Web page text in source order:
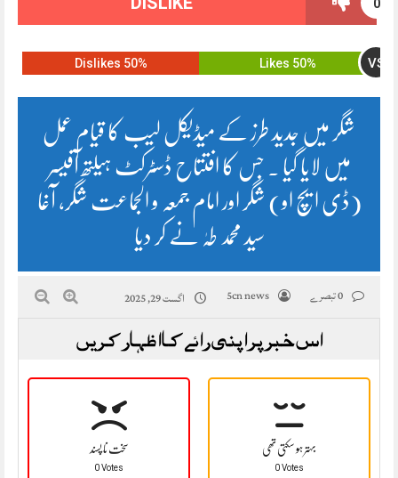
0
50% Likes VS
50% Dislikes
شگر میں جدید طرز کے میڈیکل لیب کا قیام عمل
میں لایا گیا ۔ جس کا افتتاح ڈسٹرکٹ ہیلتھ آفیسر
(ڈی ایچ او) شگر اور امام جمعہ و الجماعت شگر، آغا
سید محمد طہٰ نے کر دیا
5cn news اگست 29, 2025
اس خبر پر اپنی رائے کا اظہار کریں
سخت نا پسند
0 Votes
بہتر ہو سکتی تھی
0 Votes